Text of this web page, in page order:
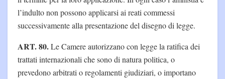
l’indulto non possono applicarsi ai reati commessi
successivamente alla presentazione del disegno di legge.
ART. 80.Le Camere autorizzano con legge la ratifica dei
trattati internazionali che sono di natura politica, o
prevedono arbitrati o regolamenti giudiziari, o importano